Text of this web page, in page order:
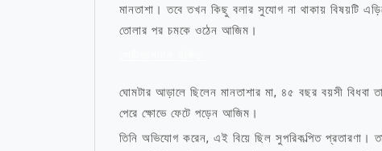
মানতাশা। তবে তখন কিছু বলার সুযোগ না থাকায় বিষয়টি
তোলার পর চমকে ওঠেন আজিম।
ঘোমটার আড়ালে ছিলেন মানতাশার মা, ৪৫ বছর বয়সী বিধবা
পেরে ক্ষোভে ফেটে পড়েন আজিম।
তিনি অভিযোগ করেন, এই বিয়ে ছিল সুপরিকল্পিত প্রতারণা।